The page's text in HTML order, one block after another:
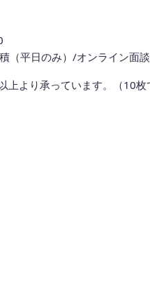
（平日のみ）/オンライン面
より承っています。（10枚